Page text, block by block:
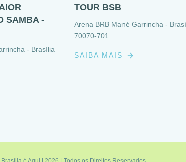
SAMBA -
- Brasília
TOUR BSB
Arena BRB Mané Garrincha -
70070-701
SAIBA MAIS